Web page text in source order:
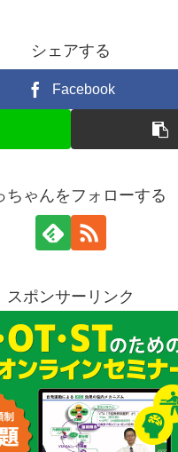
シェアする
Facebook
ちゃんをフォローする
スポンサーリンク